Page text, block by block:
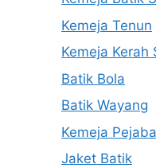
Kemeja Tenun
Kemeja Kerah
Batik Bola
Batik Wayang
Kemeja
Jaket Batik